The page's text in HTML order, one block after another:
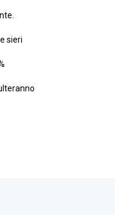
sieri